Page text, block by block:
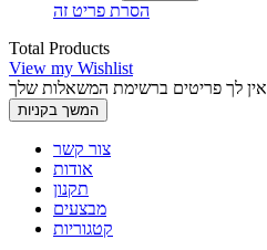
הסרת פריט זה
Total Products
View my Wishlist
אין לך פריטים ברשימת המשאלות שלך
המשך בקניות
צור קשר
אודות
תקנון
מבצעים
קטגוריות